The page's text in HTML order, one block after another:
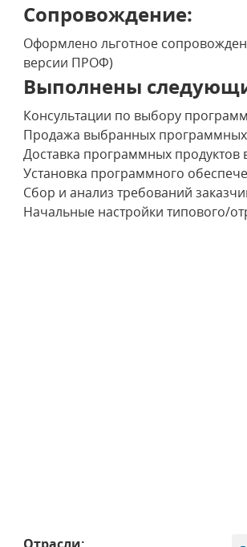
Сопровождение:
Оформлено льготное
версии ПРОФ)
Выполнены
Консультации по выбору
Продажа выбранных программных
Доставка программных продуктов
Установка программного
Сбор и анализ требований
Начальные настройки типового/